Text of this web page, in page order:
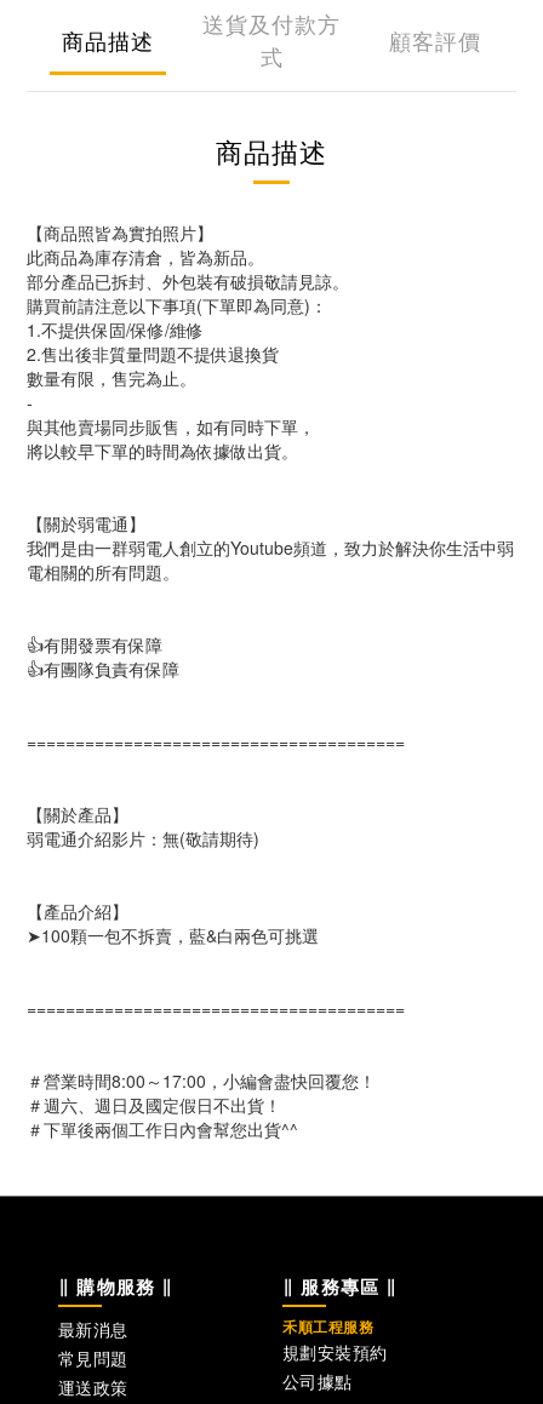
商品描述
送貨及付款方
式
顧客評價
商品描述
【商品照皆為實拍照片】
此商品為庫存清倉，皆為新品。
部分產品已拆封、外包裝有破損敬請見諒。
購買前請注意以下事項(下單即為同意)：
1.不提供保固/保修/維修
2.售出後非質量問題不提供退換貨
數量有限，售完為止。
-
與其他賣場同步販售，如有同時下單，
將以較早下單的時間為依據做出貨。
【關於弱電通】
我們是由一群弱電人創立的Youtube頻道，致力於解決你生活中弱
電相關的所有問題。
👍有開發票有保障
👍有團隊負責有保障
=======================================
【關於產品】
弱電通介紹影片：無(敬請期待)
【產品介紹】
➤100顆一包不拆賣，藍&白兩色可挑選
=======================================
＃營業時間8:00～17:00，小編會盡快回覆您！
＃週六、週日及國定假日不出貨！
＃下單後兩個工作日內會幫您出貨^^
∥ 購物服務 ∥
最新消息
常見問題
運送政策
∥ 服務專區 ∥
禾順工程服務
規劃安裝預約
公司據點